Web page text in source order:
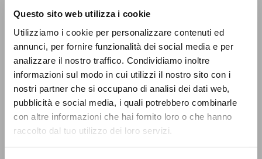
Questo sito web utilizza i cookie
Utilizziamo i cookie per personalizzare contenuti ed
annunci, per fornire funzionalità dei social media e per
analizzare il nostro traffico. Condividiamo inoltre
informazioni sul modo in cui utilizzi il nostro sito con i
nostri partner che si occupano di analisi dei dati web,
pubblicità e social media, i quali potrebbero combinarle
con altre informazioni che hai fornito loro o che hanno
raccolto dal tuo utilizzo dei loro servizi.
Lobkowicz NikolausAutor
EL PROYECTO